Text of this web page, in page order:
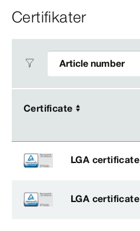
Certifikater
Certificate
Certificate
LGA certificate
LGA certificate